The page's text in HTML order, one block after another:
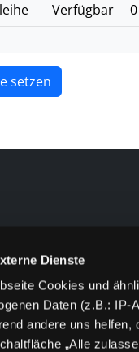
Dienste
Cookies und
Daten (z.B.:
andere uns
„Alle
Verfügbar 0
setzen